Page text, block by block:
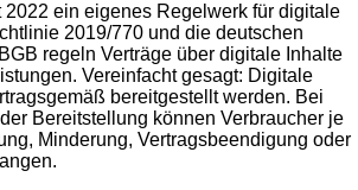
2022 ein eigenes Regelwerk für digitale
2019/770 und die deutschen
regeln Verträge über digitale Inhalte
Vereinfacht gesagt: Digitale
bereitgestellt werden. Bei
Bereitstellung können Verbraucher je
Minderung, Vertragsbeendigung oder